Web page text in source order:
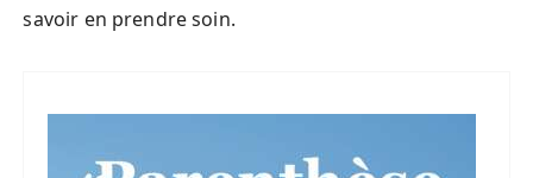
savoir en prendre soin.